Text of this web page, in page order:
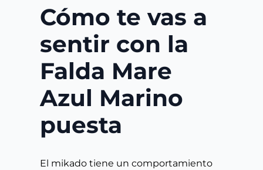
Cómo te vas a
sentir con la
Falda Mare
Azul Marino
puesta
El mikado tiene un comportamiento